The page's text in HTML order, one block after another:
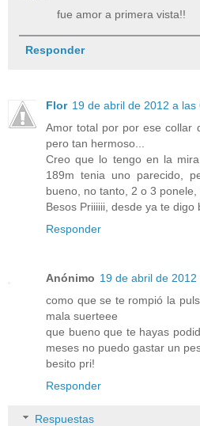
fue amor a primera vista!!
Responder
Flor 19 de abril de 2012 a las
Amor total por por ese collar
pero tan hermoso...
Creo que lo tengo en la
189m tenia uno parecido,
bueno, no tanto, 2 o 3
Besos Priiiiii, desde ya te digo
Responder
Anónimo 19 de abril de 2012
como que se te rompió la
mala suerteee
que bueno que te hayas
meses no puedo gastar un
besito pri!
Responder
Respuestas